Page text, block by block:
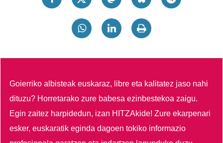
Goierriko albisteak euskaraz, libre eta kalitatez jaso nahi
dituzu? Horretarako zure babesa ezinbestekoa zaigu.
Egin zaitez harpidedun, izan HITZAkide!Zure ekarpenari
esker, euskaratik eginda dagoen tokiko informazio